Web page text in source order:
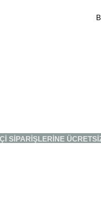
SİPARİŞLERİNE